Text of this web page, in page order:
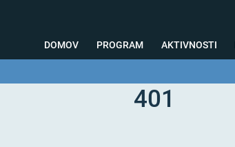
DOMOV PROGRAM AKTIVNOSTI
Testiranja
401